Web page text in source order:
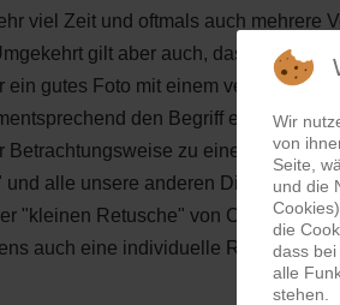
viel Zeit und oftmals auch
gilt aber auch, dass eine
gutes Foto mit einem vertretbaren
den Begriff einer
zu einem
alle unsere anderen
"kleinen Retusche" von
auch eine individuelle RAW-
Wir
von
Seite,
und die
die
dass
alle
stehen.